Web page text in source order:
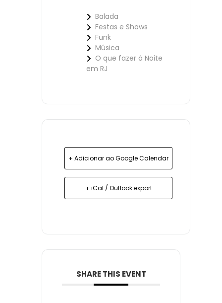
Balada
Festas e Shows
Funk
Música
O que fazer à Noite
em RJ
+ Adicionar ao Google Calendar
+ iCal / Outlook export
SHARE THIS EVENT